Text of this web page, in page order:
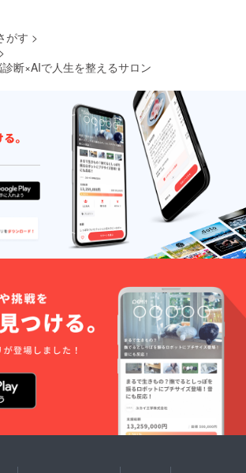
じてやり取りで
きれば幸いです
🙏✨
改めて、応援の
お気持ちに心か
ら感謝いたしま
がす >
>
断×AIで人生を整えるサロン